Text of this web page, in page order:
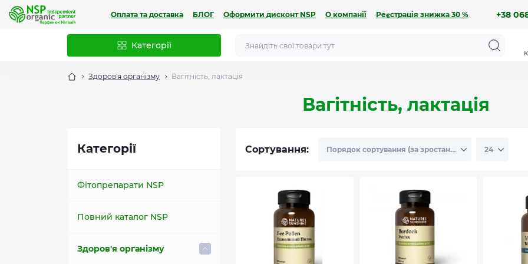
Оплата та доставка БЛОГ Оформити дисконт NSP О компанії Реєстрація знижка 30 % +38
Категорії
Здоров'я організму Вагітність, лактація
Вагітність, лактація
Категорії
Фітопрепарати NSP
Повний каталог NSP
Здоров'я організму
Сортування: